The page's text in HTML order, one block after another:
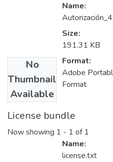
No
Thumbnail
Available
Name:
Size:
191.31 KB
Format:
Adobe
Format
License bundle
Now showing 1 - 1 of 1
Name:
license.txt